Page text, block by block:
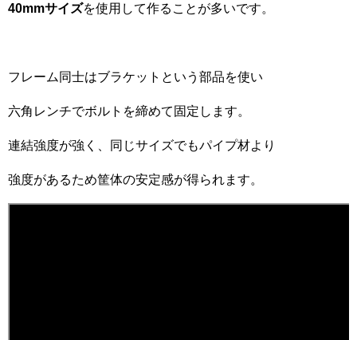
40mmサイズを使用して作ることが多いです。
フレーム同士はブラケットという部品を使い
六角レンチでボルトを締めて固定します。
連結強度が強く、同じサイズでもパイプ材より
強度があるため筐体の安定感が得られます。